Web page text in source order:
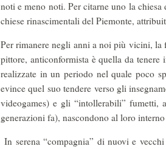
noti e meno noti. Per citarne uno la
chiese rinascimentali del Piemonte,
Per rimanere negli anni a noi più vicini, la
pittore, anticonformista è quella da tenere
realizzate in un periodo nel quale poco
evince quel suo tendere verso gli
videogames) e gli “intollerabili”
generazioni fa), nascondono al loro
In serena “compagnia” di nuovi e